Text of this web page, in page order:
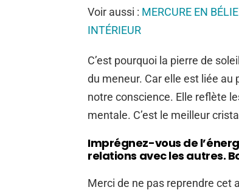
Voir aussi : MERCURE EN
INTÉRIEUR
C’est pourquoi la pierre de
du meneur. Car elle est liée
notre conscience. Elle reflète
mentale. C’est le meilleur
Imprégnez-vous de
relations avec les autres.
Merci de ne pas reprendre cet